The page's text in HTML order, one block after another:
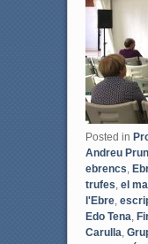
Posted in
Andreu
ebrencs
trufes el
l'Ebre,
Edo Tena
Carulla